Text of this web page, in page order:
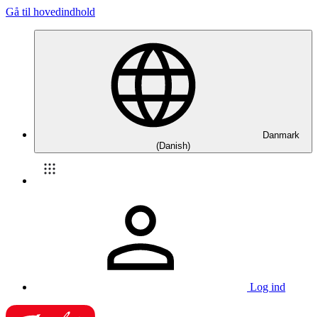
Gå til hovedindhold
Danmark
(Danish)
Log ind